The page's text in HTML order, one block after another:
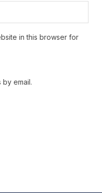
in this browser for
email.